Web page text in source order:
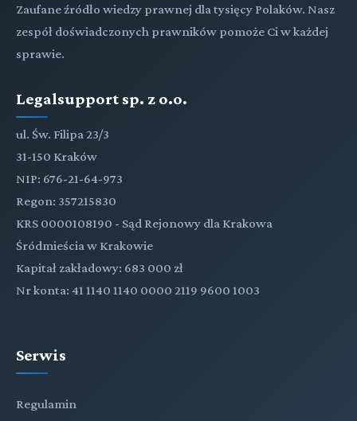
Zaufane źródło wiedzy prawnej dla tysięcy Polaków. Nasz
zespół doświadczonych prawników pomoże Ci w każdej
sprawie.
Legalsupport sp. z o.o.
ul. Św. Filipa 23/3
31-150 Kraków
NIP: 676-21-64-973
Regon: 357215830
KRS 0000108190 - Sąd Rejonowy dla Krakowa
Śródmieścia w Krakowie
Kapitał zakładowy: 683 000 zł
Nr konta: 41 1140 1140 0000 2119 9600 1003
Serwis
Regulamin